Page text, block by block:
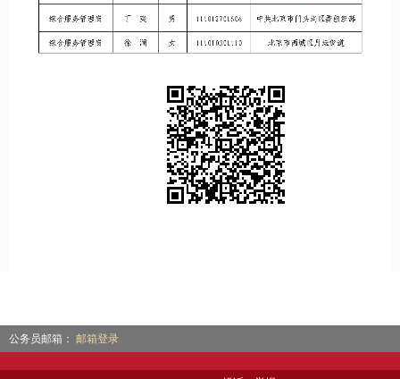
公务员邮箱： 邮箱登录